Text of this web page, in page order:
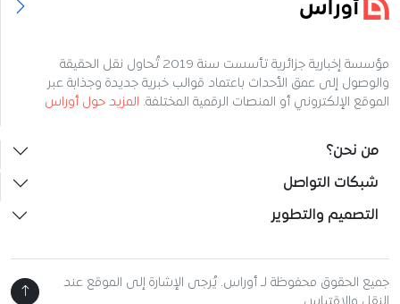
مؤسسة إخبارية جزائرية تأسست سنة 2019 تُحاول نقل الحقيقة
والوصول إلى عمق الأحداث باعتماد قوالب خبرية جديدة وجذابة عبر
الموقع الإلكتروني أو المنصات الرقمية المختلفة. المزيد حول أوراس
من نحن؟
شبكات التواصل
التصميم والتطوير
جميع الحقوق محفوظة لـ أوراس. يُرجى الإشارة إلى الموقع عند